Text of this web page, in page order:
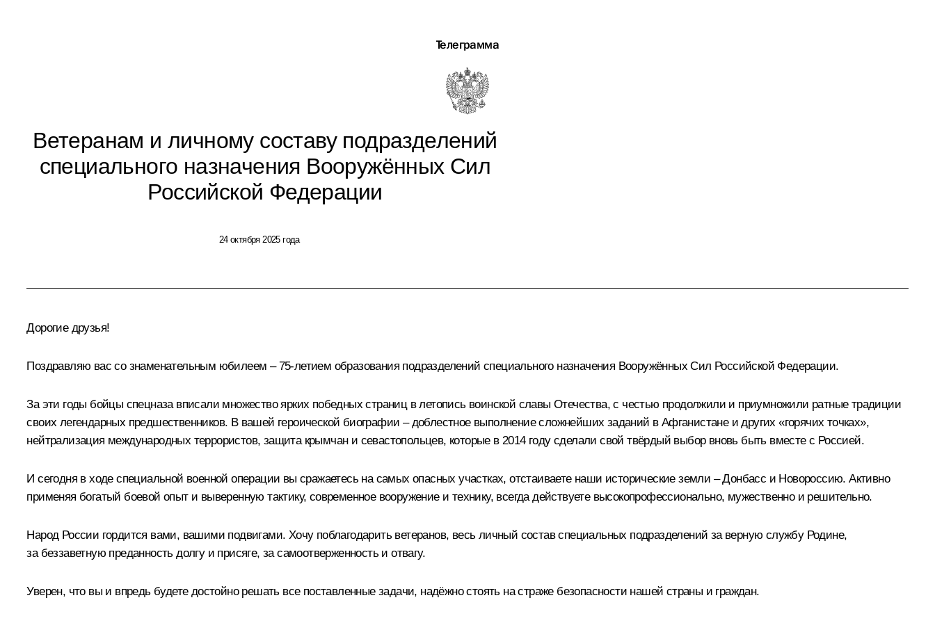
Телеграмма
Ветеранам и личному составу подразделений
специального назначения Вооружённых Сил
Российской Федерации
24 октября 2025 года
Дорогие друзья!
Поздравляю вас со знаменательным юбилеем – 75-летием образования подразделений специального назначения Вооружённых Сил Российской Федерации.
За эти годы бойцы спецназа вписали множество ярких победных страниц в летопись воинской славы Отечества, с честью продолжили и приумножили ратные традиции
своих легендарных предшественников. В вашей героической биографии – доблестное выполнение сложнейших заданий в Афганистане и других «горячих точках»,
нейтрализация международных террористов, защита крымчан и севастопольцев, которые в 2014 году сделали свой твёрдый выбор вновь быть вместе с Россией.
И сегодня в ходе специальной военной операции вы сражаетесь на самых опасных участках, отстаиваете наши исторические земли – Донбасс и Новороссию. Активно
применяя богатый боевой опыт и выверенную тактику, современное вооружение и технику, всегда действуете высокопрофессионально, мужественно и решительно.
Народ России гордится вами, вашими подвигами. Хочу поблагодарить ветеранов, весь личный состав специальных подразделений за верную службу Родине,
за беззаветную преданность долгу и присяге, за самоотверженность и отвагу.
Уверен, что вы и впредь будете достойно решать все поставленные задачи, надёжно стоять на страже безопасности нашей страны и граждан.